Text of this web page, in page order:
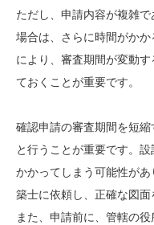
ただし、申請内容が複雑
場合は、さらに時間がか
により、審査期間が変動
ておくことが重要です。
確認申請の審査期間を短
と行うことが重要です。
かかってしまう可能性が
築士に依頼し、正確な図面
また、申請前に、管轄の